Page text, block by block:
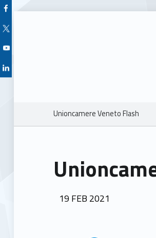
Facebook Unioncamere Veneto
Twitter Unioncamere Veneto
Youtube Unioncamere Veneto
Linkedin Unioncamere Veneto
Breadcrumbs navigation
Unioncamere Veneto Flash
POSTED ON:
19 FEB 2021